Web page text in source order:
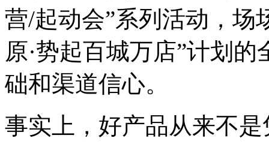
营/起动会”系列活动，场
原·势起百城万店”计划
础和渠道信心。
事实上，好产品从来不